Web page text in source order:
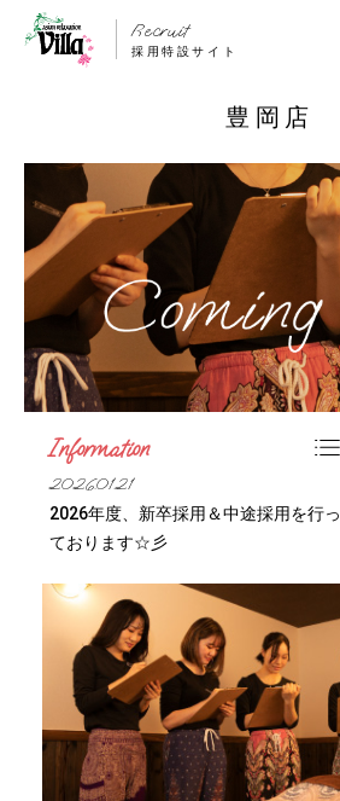
Recruit
採用特設サイト
豊岡店
Information
2026.01.21
2026年度、新卒採用＆中途採用を行っ
ております☆彡